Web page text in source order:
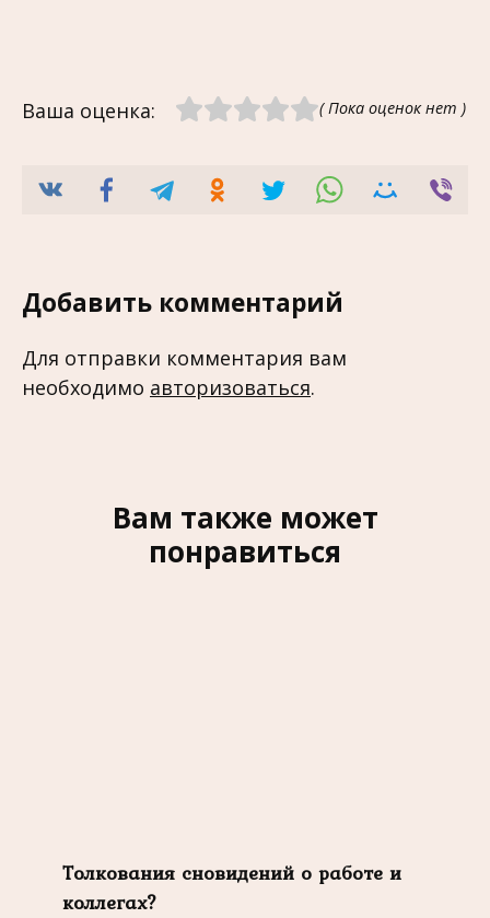
Ваша оценка: ( Пока оценок нет )
Добавить комментарий
Для отправки комментария вам
необходимо авторизоваться.
Вам также может
понравиться
Толкования сновидений о работе и
коллегах?